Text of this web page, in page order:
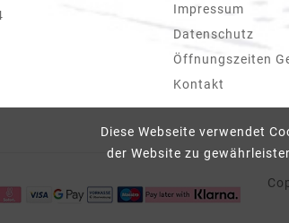
Diese Webseite verwendet
der Website zu
Impressum
Datenschutz
Öffnungszeiten
Kontakt